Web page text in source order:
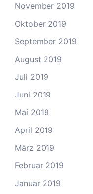
November 2019
Oktober 2019
September 2019
August 2019
Juli 2019
Juni 2019
Mai 2019
April 2019
März 2019
Februar 2019
Januar 2019